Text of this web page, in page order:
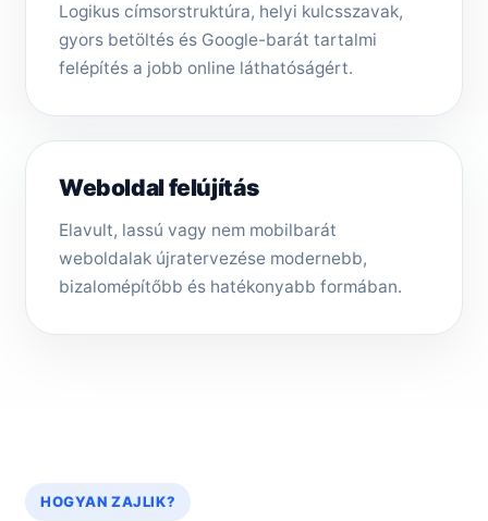
Logikus címsorstruktúra, helyi kulcsszavak,
gyors betöltés és Google-barát tartalmi
felépítés a jobb online láthatóságért.
Weboldal felújítás
Elavult, lassú vagy nem mobilbarát
weboldalak újratervezése modernebb,
bizalomépítőbb és hatékonyabb formában.
HOGYAN ZAJLIK?